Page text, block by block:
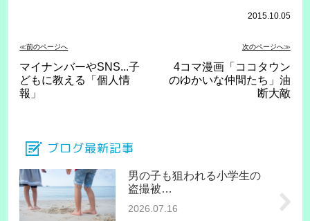
2015.10.05
≪前のページへ 次のページへ≫
マイナンバーやSNS...子
どもに教える「個人情
報」
4コマ漫画「ココタウン
のゆかいな仲間たち」油
断大敵
ブログ最新記事
男の子も狙われる小学生の
盗撮被…
2026.07.16